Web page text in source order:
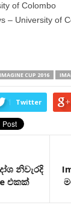
of Colombo
– University of
IMAGINE CUP 2016
Twitter
නිවැරදි
එකක්